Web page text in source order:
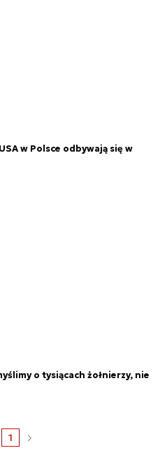
w Polsce odbywają się w
o tysiącach żołnierzy, nie
1